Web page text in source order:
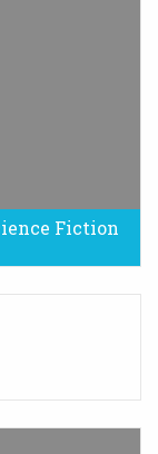
Fiction